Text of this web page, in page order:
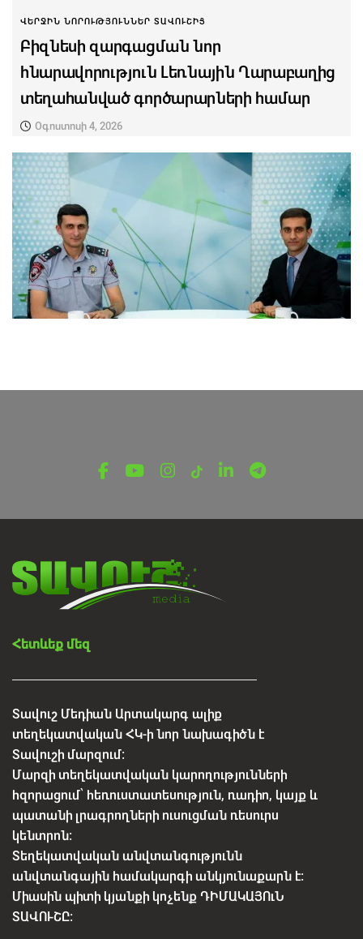
ՎԵՐՋԻՆ ՆՈՐՈՒԹՅՈՒՆՆԵՐ ՏԱՎՈՒՇԻՑ
Բիզնեսի զարգացման նոր
հնարավորություն Լեռնային Ղարաբաղից
տեղահանված գործարարների համար
Օգոստոսի 4, 2026
մարտահրավերները
Հետևեք մեզ
Տավուշ Մեդիան Արտակարգ ալիք
տեղեկատվական ՀԿ-ի նոր նախագիծն է
Տավուշի մարզում:
Մարզի տեղեկատվական կարողությունների
հզորացում՝ հեռուստատեսություն, ռադիո, կայք և
պատանի լրագրողների ուսուցման ռեսուրս
կենտրոն:
Տեղեկատվական անվտանգությունն
անվտանգային համակարգի անկյունաքարն է:
Միասին պիտի կյանքի կոչենք ԴԻՄԱԿԱՅՈւՆ
ՏԱՎՈՒՇԸ: